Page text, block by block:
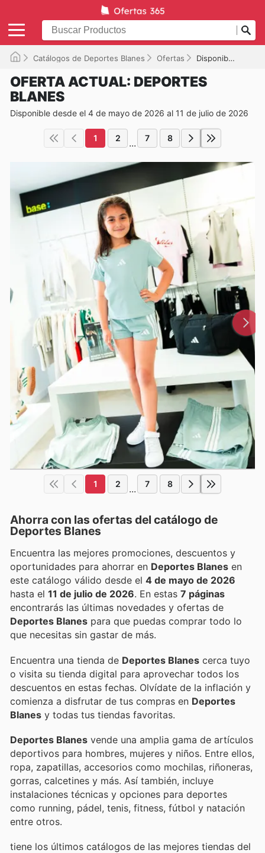
Catálogos de Deportes Blanes Ofertas Disponible hasta el 11/07/2026
OFERTA ACTUAL: DEPORTES
BLANES
Disponible desde el 4 de mayo de 2026 al 11 de julio de 2026
1 2 ... 7 8
1 2 ... 7 8
Ahorra con las ofertas del catálogo de
Deportes Blanes
Encuentra las mejores promociones, descuentos y
oportunidades para ahorrar en Deportes Blanes en
este catálogo válido desde el 4 de mayo de 2026
hasta el 11 de julio de 2026 . En estas 7 páginas
encontrarás las últimas novedades y ofertas de
Deportes Blanes para que puedas comprar todo lo
que necesitas sin gastar de más.
Encuentra una tienda de Deportes Blanes cerca tuyo
o visita su tienda digital para aprovechar todos los
descuentos en estas fechas. Olvídate de la inflación y
comienza a disfrutar de tus compras en Deportes
Blanes y todas tus tiendas favoritas.
Deportes Blanes vende una amplia gama de artículos
deportivos para hombres, mujeres y niños. Entre ellos,
ropa, zapatillas, accesorios como mochilas, riñoneras,
gorras, calcetines y más. Así también, incluye
instalaciones técnicas y opciones para deportes
como running, pádel, tenis, fitness, fútbol y natación
entre otros.
tiene los últimos catálogos de las mejores tiendas del